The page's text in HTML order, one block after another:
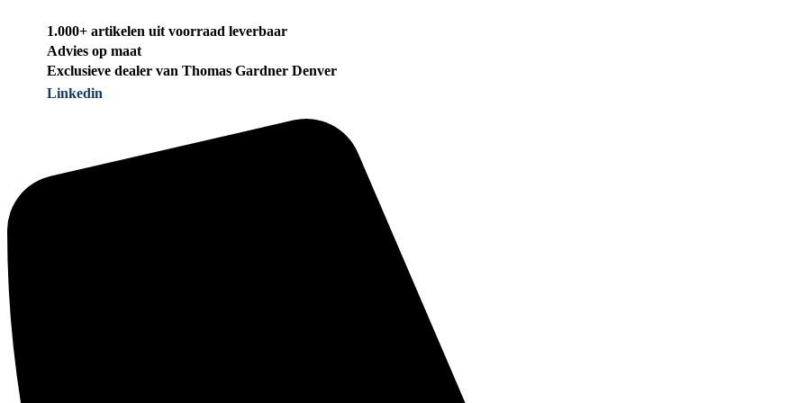
1.000+ artikelen uit voorraad leverbaar
Advies op maat
Exclusieve dealer van Thomas Gardner Denver
Linkedin